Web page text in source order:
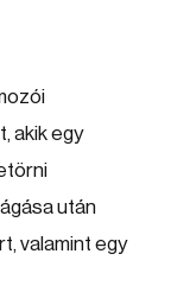
akik egy
után
valamint egy